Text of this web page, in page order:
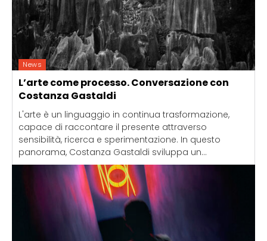
News
L’arte come processo. Conversazione con
Costanza Gastaldi
L'arte è un linguaggio in continua trasformazione,
capace di raccontare il presente attraverso
sensibilità, ricerca e sperimentazione. In questo
panorama, Costanza Gastaldi sviluppa un...